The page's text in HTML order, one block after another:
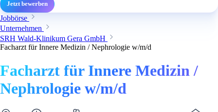
Jetzt bewerben
Jobbörse
Unternehmen
SRH Wald-Klinikum Gera GmbH
Facharzt für Innere Medizin / Nephrologie w/m/d
Facharzt für Innere Medizin /
Nephrologie w/m/d